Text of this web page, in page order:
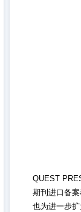
QUEST
期刊进口备
也为进一步